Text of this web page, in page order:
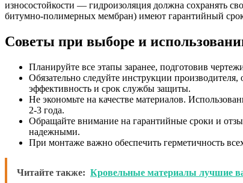
износостойкости — гидроизоляция должна сохранять
битумно-полимерных мембран) имеют гарантийный
Советы при выборе и
Планируйте все этапы заранее, подготовив
Обязательно следуйте инструкции
эффективность и срок службы защиты.
Не экономьте на качестве материалов.
2-3 года.
Обращайте внимание на гарантийные сроки и
надежными.
При монтаже важно обеспечить герметичность
Читайте также: Кровельные материалы лучшие